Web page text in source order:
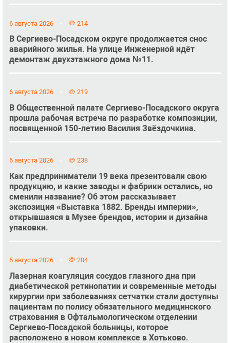
6 августа 2026 214
В Сергиево-Посадском округе продолжается снос
аварийного жилья. На улице Инженерной идёт
демонтаж двухэтажного дома №11.
6 августа 2026 219
В Общественной палате Сергиево-Посадского округа
прошла рабочая встреча по разработке композиции,
посвященной 150-летию Василия Звёздочкина.
6 августа 2026 238
Как предприниматели 19 века презентовали свою
продукцию, и какие заводы и фабрики остались, но
сменили название? Об этом рассказывает
экспозиция «Выставка 1882. Бренды империи»,
открывшаяся в Музее брендов, истории и дизайна
упаковки.
5 августа 2026 204
Лазерная коагуляция сосудов глазного дна при
диабетической ретинопатии и современные методы
хирургии при заболеваниях сетчатки стали доступны
пациентам по полису обязательного медицинского
страхования в Офтальмологическом отделении
Сергиево-Посадской больницы, которое
расположено в новом комплексе в Хотьково.